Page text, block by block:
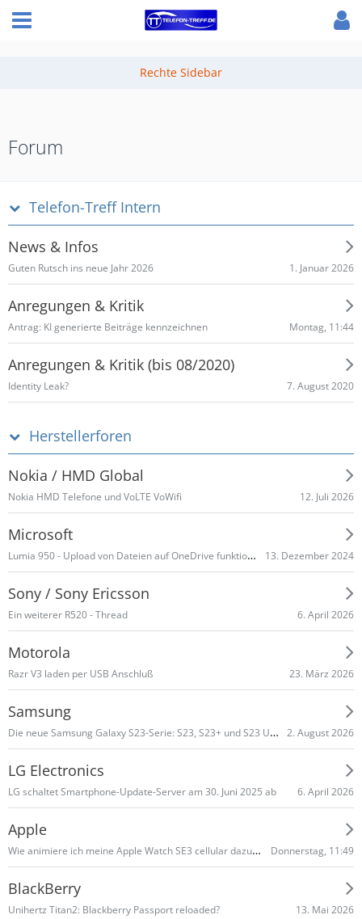
Forum
Telefon-Treff Intern
News & Infos
Guten Rutsch ins neue Jahr 2026 1. Januar 2026
Anregungen & Kritik
Antrag: KI generierte Beiträge kennzeichnen Montag, 11:44
Anregungen & Kritik (bis 08/2020)
Identity Leak? 7. August 2020
Herstellerforen
Nokia / HMD Global
Nokia HMD Telefone und VoLTE VoWifi 12. Juli 2026
Microsoft
Lumia 950 - Upload von Dateien auf OneDrive funktioniert nicht mehr 13. Dezember 2024
Sony / Sony Ericsson
Ein weiterer R520 - Thread 6. April 2026
Motorola
Razr V3 laden per USB Anschluß 23. März 2026
Samsung
Die neue Samsung Galaxy S23-Serie: S23, S23+ und S23 Ultra 2. August 2026
LG Electronics
LG schaltet Smart­phone-Update-Server am 30. Juni 2025 ab 6. April 2026
Apple
Wie animiere ich meine Apple Watch SE3 cellular dazu mir Whatsapp Nachrichten zu signalisieren? Donnerstag, 11:49
BlackBerry
Unihertz Titan2: Blackberry Passport reloaded? 13. Mai 2026